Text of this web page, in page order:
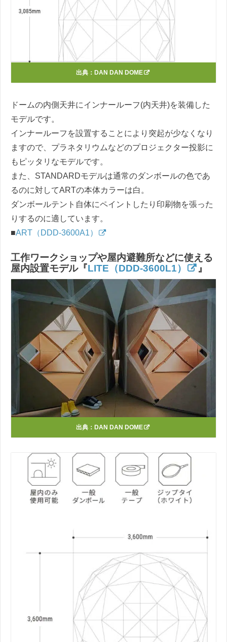
出典： DAN DAN DOME
ドームの内側天井にインナールーフ(内天井)を装備した
モデルです。
インナールーフを設置することにより突起が少なくなり
ますので、プラネタリウムなどのプロジェクター投影に
もピッタリなモデルです。
また、STANDARDモデルは通常のダンボールの色であ
るのに対してARTの本体カラーは白。
ダンボールテント自体にペイントしたり印刷物を張った
りするのに適しています。
■ART（DDD-3600A1）
工作ワークショップや屋内避難所などに使える
屋内設置モデル『LITE（DDD-3600L1） 』
出典： DAN DAN DOME